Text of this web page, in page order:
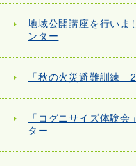
地域公開講座を行い
ンター
「秋の火災避難訓練
「コグニサイズ体験
ター